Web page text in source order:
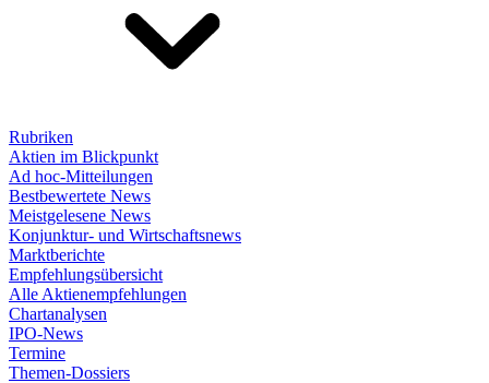
Rubriken
Aktien im Blickpunkt
Ad hoc-Mitteilungen
Bestbewertete News
Meistgelesene News
Konjunktur- und Wirtschaftsnews
Marktberichte
Empfehlungsübersicht
Alle Aktienempfehlungen
Chartanalysen
IPO-News
Termine
Themen-Dossiers